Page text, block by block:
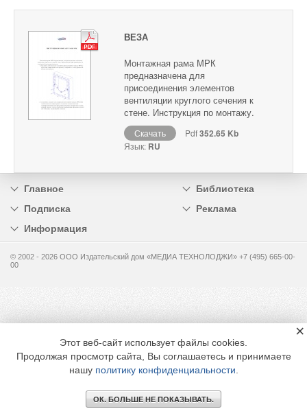
ВЕЗА
Монтажная рама МРК
предназначена для
присоединения элементов
вентиляции круглого сечения к
стене. Инструкция по монтажу.
Скачать Pdf352.65 Kb
Язык: RU
Главное
Библиотека
Подписка
Реклама
Информация
© 2002 - 2026 OOO Издательский дом «МЕДИА ТЕХНОЛОДЖИ» +7 (495) 665-00-
00
Этот веб-сайт использует файлы cookies.
Продолжая просмотр сайта, Вы соглашаетесь и принимаете
нашу политику конфиденциальности
ОК. БОЛЬШЕ НЕ ПОКАЗЫВАТЬ.
×